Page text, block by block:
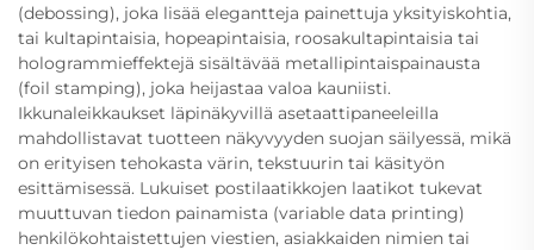
(debossing), joka lisää elegantteja painettuja yksityiskohtia,
tai kultapintaisia, hopeapintaisia, roosakultapintaisia tai
hologrammieffektejä sisältävää metallipintaispainausta
(foil stamping), joka heijastaa valoa kauniisti.
Ikkunaleikkaukset läpinäkyvillä asetaattipaneeleilla
mahdollistavat tuotteen näkyvyyden suojan säilyessä, mikä
on erityisen tehokasta värin, tekstuurin tai käsityön
esittämisessä. Lukuiset postilaatikkojen laatikot tukevat
muuttuvan tiedon painamista (variable data printing)
henkilökohtaistettujen viestien, asiakkaiden nimien tai